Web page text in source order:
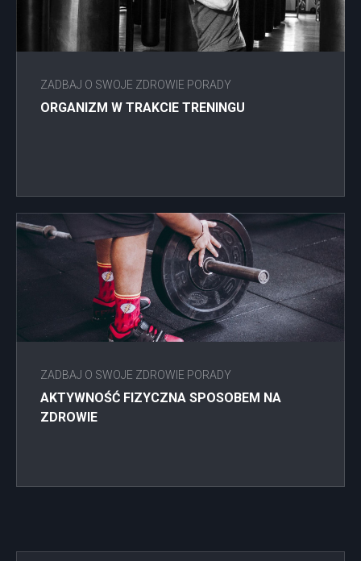
ZADBAJ O SWOJE ZDROWIE PORADY
ORGANIZM W TRAKCIE TRENINGU
ZADBAJ O SWOJE ZDROWIE PORADY
AKTYWNOŚĆ FIZYCZNA SPOSOBEM NA
ZDROWIE